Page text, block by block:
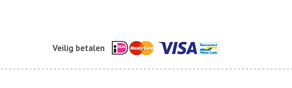
Veilig betalen